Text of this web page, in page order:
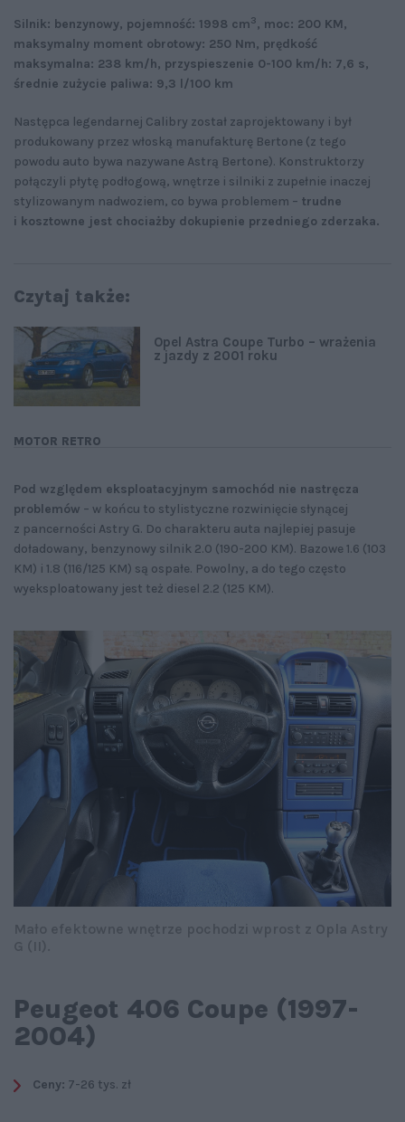
Silnik: benzynowy, pojemność: 1998 cm3, moc: 200 KM,
maksymalny moment obrotowy: 250 Nm, prędkość
maksymalna: 238 km/h, przyspieszenie 0-100 km/h: 7,6 s,
średnie zużycie paliwa: 9,3 l/100 km
Następca legendarnej Calibry został zaprojektowany i był
produkowany przez włoską manufakturę Bertone (z tego
powodu auto bywa nazywane Astrą Bertone). Konstruktorzy
połączyli płytę podłogową, wnętrze i silniki z zupełnie inaczej
stylizowanym nadwoziem, co bywa problemem – trudne
i kosztowne jest chociażby dokupienie przedniego zderzaka.
Czytaj także:
MOTOR RETRO
Opel Astra Coupe Turbo – wrażenia
z jazdy z 2001 roku
Pod względem eksploatacyjnym samochód nie nastręcza
problemów – w końcu to stylistyczne rozwinięcie słynącej
z pancerności Astry G. Do charakteru auta najlepiej pasuje
doładowany, benzynowy silnik 2.0 (190-200 KM). Bazowe 1.6 (103
KM) i 1.8 (116/125 KM) są ospałe. Powolny, a do tego często
wyeksploatowany jest też diesel 2.2 (125 KM).
Peugeot 406 Coupe (1997-
2004)
Ceny: 7-26 tys. zł